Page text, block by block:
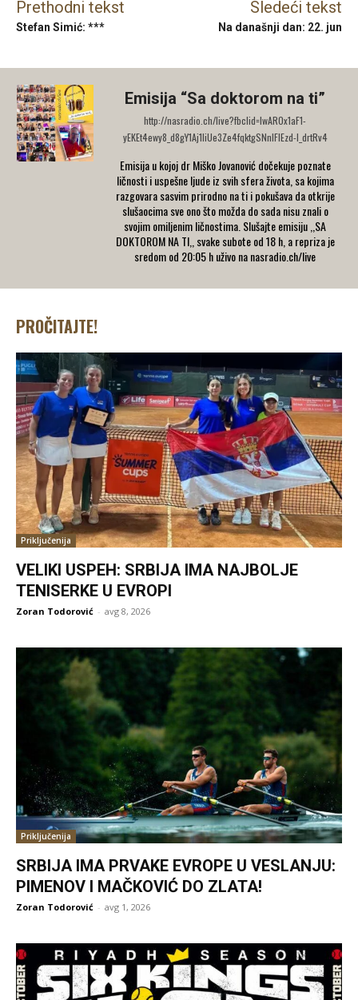
Prethodni tekst
Stefan Simić: ***
Sledeći tekst
Na današnji dan: 22. jun
Emisija “Sa doktorom na ti”
http://nasradio.ch/live?fbclid=IwAR0x1aF1-
yEKEt4ewy8_d8gY1Aj1liUe3Ze4fqktgSNnIFlEzd-I_drtRv4
Emisija u kojoj dr Miško Jovanović dočekuje poznate
ličnosti i uspešne ljude iz svih sfera života, sa kojima
razgovara sasvim prirodno na ti i pokušava da otkrije
slušaocima sve ono što možda do sada nisu znali o
svojim omiljenim ličnostima. Slušajte emisiju ,,SA
DOKTOROM NA TI,, svake subote od 18 h, a repriza je
sredom od 20:05 h uživo na nasradio.ch/live
PROČITAJTE!
Priključenija
VELIKI USPEH: SRBIJA IMA NAJBOLJE
TENISERKE U EVROPI
Zoran Todorović - avg 8, 2026
Priključenija
SRBIJA IMA PRVAKE EVROPE U VESLANJU:
PIMENOV I MAČKOVIĆ DO ZLATA!
Zoran Todorović - avg 1, 2026